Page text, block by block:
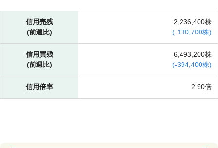
信用売残
(前週比)
2,236,400株
(-130,700株)
信用買残
(前週比)
6,493,200株
(-394,400株)
信用倍率 2.90倍